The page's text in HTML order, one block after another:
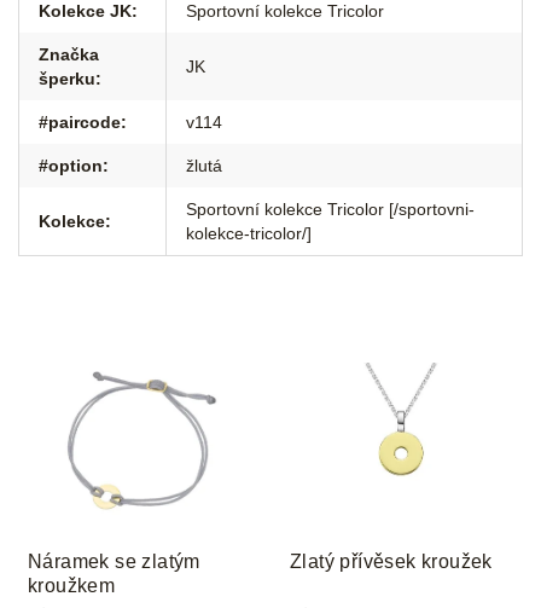
Kolekce JK: Sportovní kolekce Tricolor
Značka
šperku:
JK
#paircode: v114
#option: žlutá
Kolekce:
Sportovní kolekce Tricolor [/sportovni-
kolekce-tricolor/]
Náramek se zlatým
kroužkem
Zlatý přívěsek kroužek